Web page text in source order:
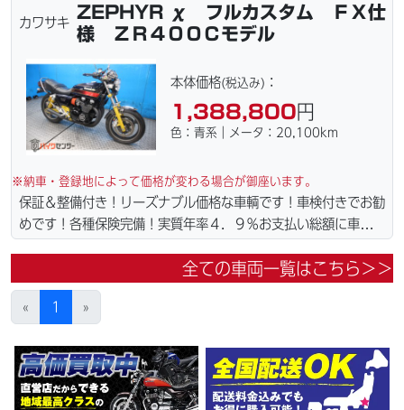
こでも１万円〜４．５万円にて配達致します！！（離島の場合は
港止めになります）ｗｅｂローン・カード各種取り扱ってます。
てますのでお気軽にお問い合わせ下さい。仕様変更からレストア
まで、ご契約後の取り置き＆保管無料サービス行ってます！当社
ホームページにて詳細画像見れます。
カワサキ
ZEPHYR χ フルカスタム ＦＸ仕
様 ＺＲ４００Ｃモデル
本体価格(税込み) ：
1,388,800円
色：青系｜メータ：20,100km
※納車・登録地によって価格が変わる場合が御座います。
保証＆整備付き！リーズナブル価格な車輌です！車検付きでお勧
めです！各種保険完備！実質年率４．９％お支払い総額に車検２
４．５万円にて配達致します！！（離島の場合は港止めになりま
す）ｗｅｂローン・カード各種取り扱ってます。詳しくはお問合
わせ下さい。車輌の詳細写真などメールにて送ってますので何な
問い合わせ下さい。ご契約後の取り置き＆保管無料サービス行っ
てます！当社ホームページにて詳細画像見れます。
全ての車両一覧はこちら＞＞
« 1 »